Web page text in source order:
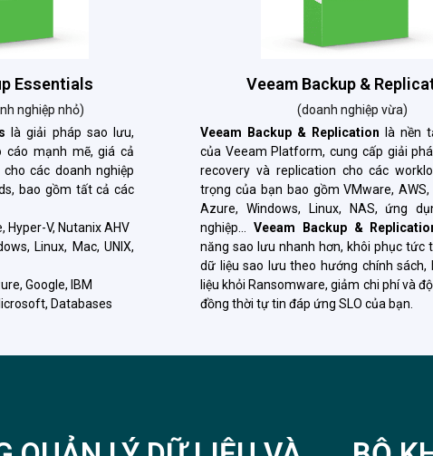
Essentials
nghiệp nhỏ)
là giải pháp sao lưu,
cáo mạnh mẽ, giá cả
các doanh nghiệp
bao gồm tất cả các
Hyper-V, Nutanix AHV
Linux, Mac, UNIX,
Google, IBM
Databases
Veeam Backup &
(doanh nghiệp vừa)
Veeam Backup & Replication là nền
của Veeam Platform, cung cấp giải
recovery và replication cho các
trọng của bạn bao gồm VMware,
Azure, Windows, Linux, NAS, ứng
nghiệp… Veeam Backup &
năng sao lưu nhanh hơn, khôi phục tức
dữ liệu sao lưu theo hướng chính sách,
liệu khỏi Ransomware, giảm chi phí và
đồng thời tự tin đáp ứng SLO của bạn.